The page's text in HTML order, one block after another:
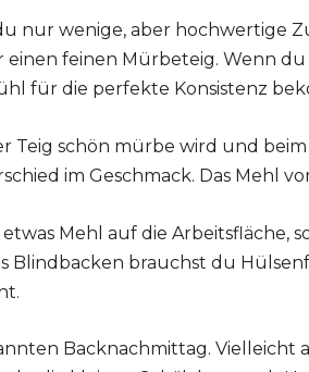
nur wenige, aber hochwertige
einen feinen Mürbeteig. Wenn
für die perfekte Konsistenz
Teig schön mürbe wird und
im Geschmack. Das Mehl
Mehl auf die
Blindbacken brauchst du
Backnachmittag.